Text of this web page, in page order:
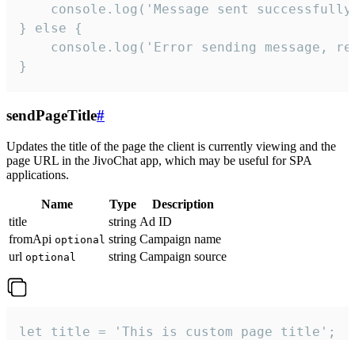
console.log('Message sent
} else {
console.log('Error sending message,
}
sendPageTitle#
Updates the title of the page the client is currently viewing and the
page URL in the JivoChat app, which may be useful for SPA
applications.
Name Type
Description
title
string Ad ID
fromApi optional string Campaign name
url optional string Campaign source
let title = 'This is custom page title';